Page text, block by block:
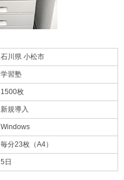
石川県 小松市
学習塾
1500枚
新規導入
Windows
毎分23枚（A4）
5日